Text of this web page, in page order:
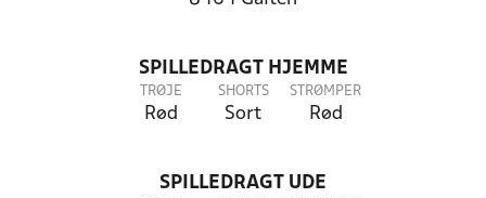
SPILLEDRAGT HJEMME
TRØJE
Rød
SHORTS
Sort
STRØMPER
Rød
SPILLEDRAGT UDE